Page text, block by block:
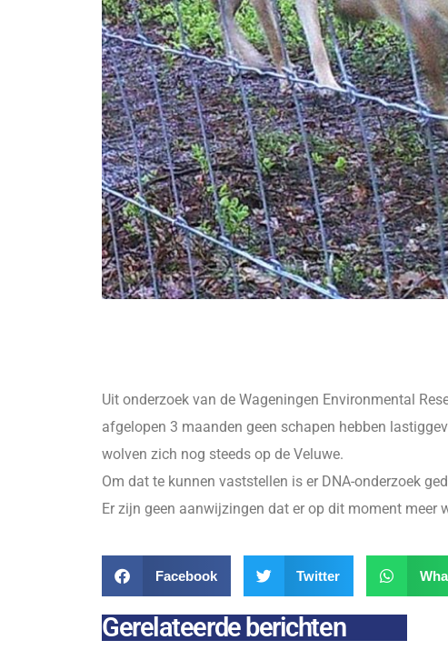
Uit onderzoek van de Wageningen Environmental
afgelopen 3 maanden geen schapen hebben
wolven zich nog steeds op de Veluwe.
Om dat te kunnen vaststellen is er DNA-onderzoek
Er zijn geen aanwijzingen dat er op dit moment meer
Facebook Twitter
Gerelateerde berichten